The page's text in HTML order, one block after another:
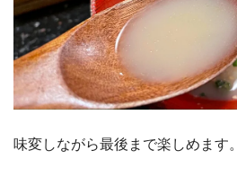
味変しながら最後まで楽しめます。